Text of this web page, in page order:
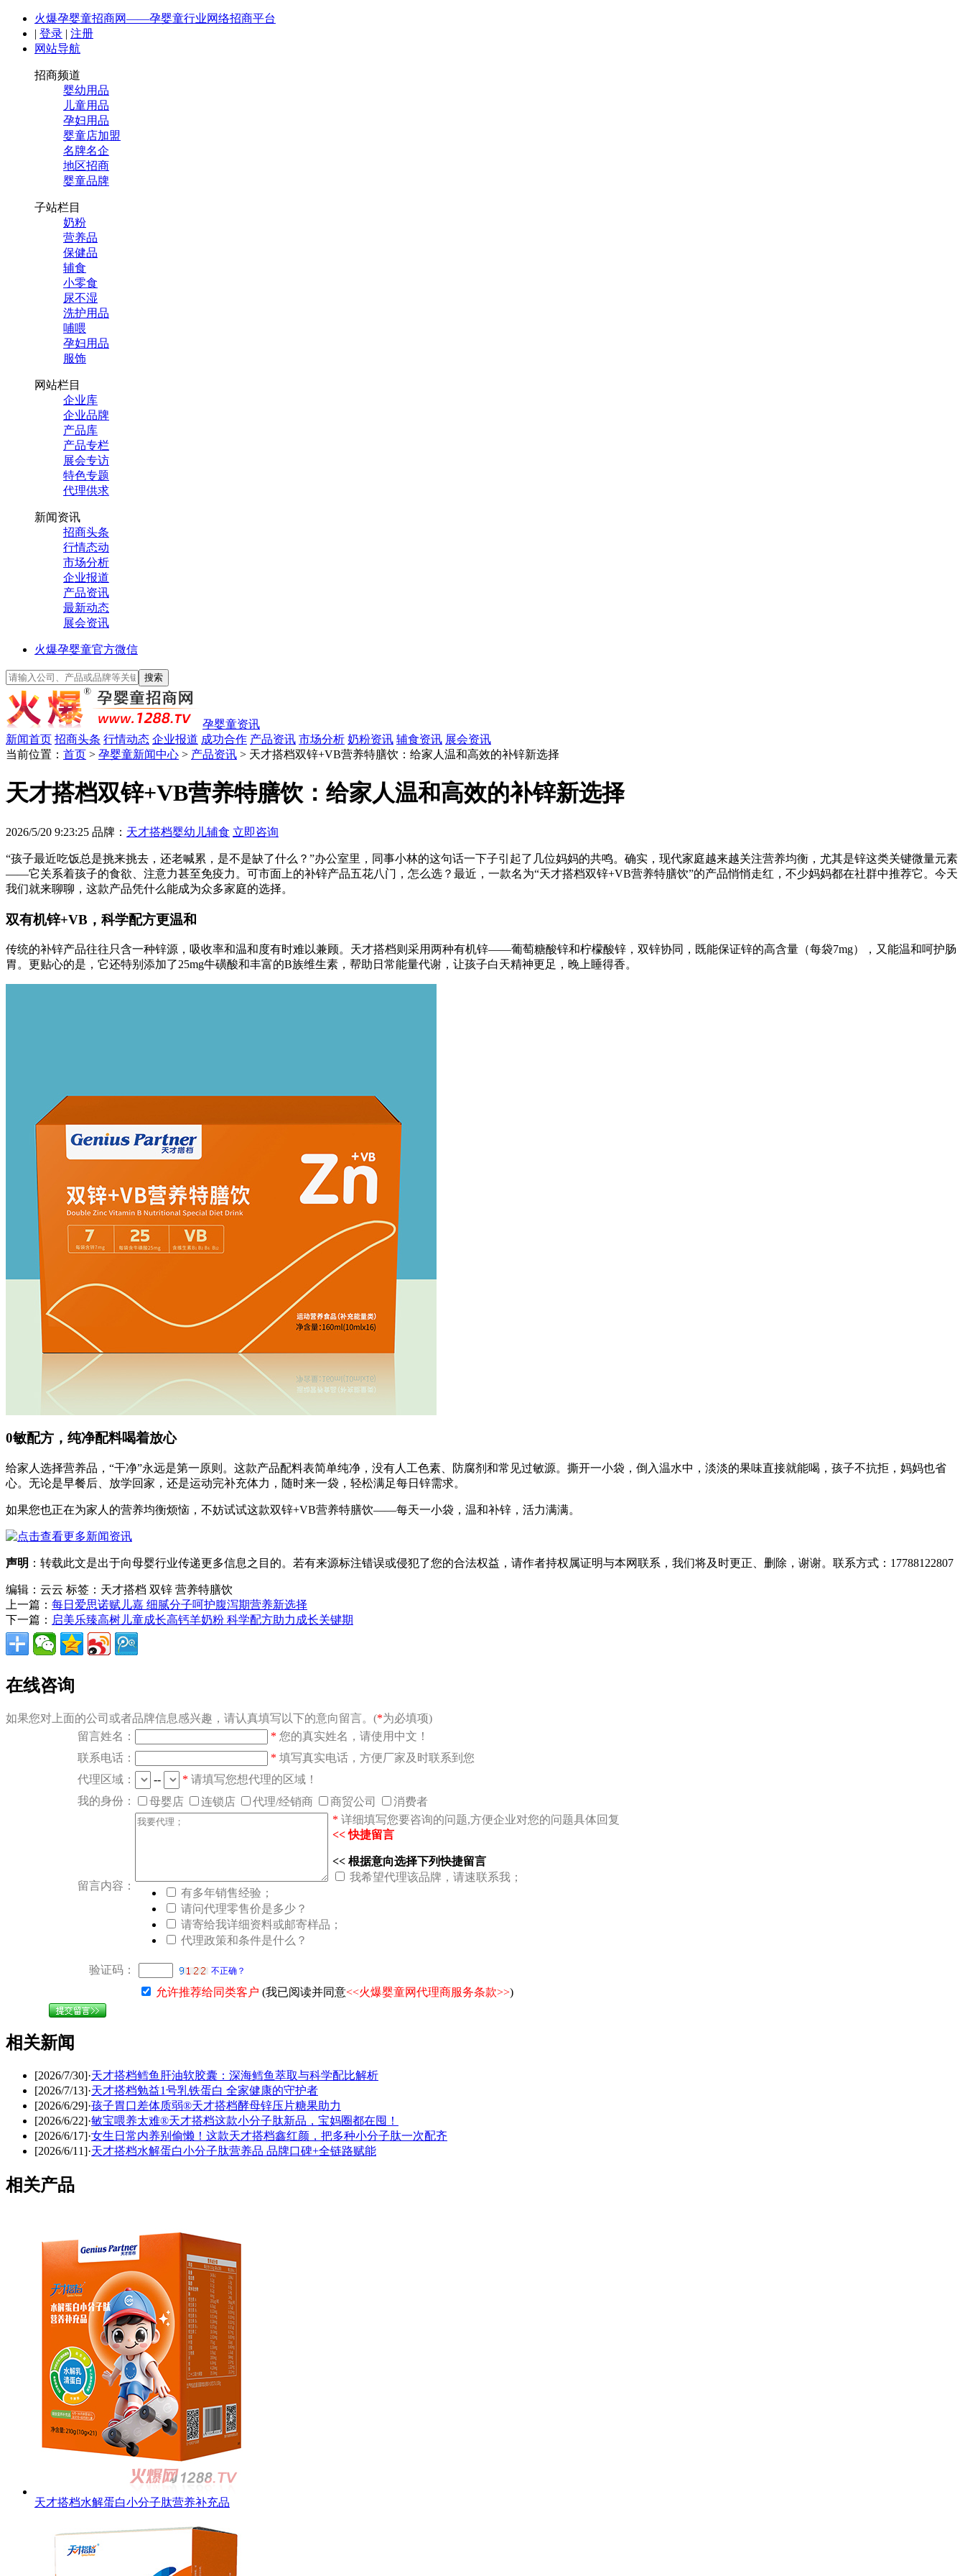
火爆孕婴童招商网——孕婴童行业网络招商平台
| 登录 | 注册
网站导航
招商频道
婴幼用品
儿童用品
孕妇用品
婴童店加盟
名牌名企
地区招商
婴童品牌
子站栏目
奶粉
营养品
保健品
辅食
小零食
尿不湿
洗护用品
哺喂
孕妇用品
服饰
网站栏目
企业库
企业品牌
产品库
产品专栏
展会专访
特色专题
代理供求
新闻资讯
招商头条
行情态动
市场分析
企业报道
产品资讯
最新动态
展会资讯
火爆孕婴童官方微信
孕婴童资讯
新闻首页 招商头条 行情动态 企业报道 成功合作 产品资讯 市场分析 奶粉资讯 辅食资讯 展会资讯
当前位置： 首页 > 孕婴童新闻中心 > 产品资讯 > 天才搭档双锌+VB营养特膳饮：给家人温和高效的补锌新选择
天才搭档双锌+VB营养特膳饮：给家人温和高效的补锌新选择
2026/5/20 9:23:25 品牌： 天才搭档婴幼儿辅食 立即咨询
“孩子最近吃饭总是挑来挑去，还老喊累，是不是缺了什么？”办公室里，同事小林的这句话一下子引起了几位妈妈的共鸣。确实，现代家庭越来越关注营养均衡，尤其是锌这类关键微量元素
——它关系着孩子的食欲、注意力甚至免疫力。可市面上的补锌产品五花八门，怎么选？最近，一款名为“天才搭档双锌+VB营养特膳饮”的产品悄悄走红，不少妈妈都在社群中推荐它。今天
我们就来聊聊，这款产品凭什么能成为众多家庭的选择。
双有机锌+VB，科学配方更温和
传统的补锌产品往往只含一种锌源，吸收率和温和度有时难以兼顾。天才搭档则采用两种有机锌——葡萄糖酸锌和柠檬酸锌，双锌协同，既能保证锌的高含量（每袋7mg），又能温和呵护肠
胃。更贴心的是，它还特别添加了25mg牛磺酸和丰富的B族维生素，帮助日常能量代谢，让孩子白天精神更足，晚上睡得香。
0敏配方，纯净配料喝着放心
给家人选择营养品，“干净”永远是第一原则。这款产品配料表简单纯净，没有人工色素、防腐剂和常见过敏源。撕开一小袋，倒入温水中，淡淡的果味直接就能喝，孩子不抗拒，妈妈也省
心。无论是早餐后、放学回家，还是运动完补充体力，随时来一袋，轻松满足每日锌需求。
如果您也正在为家人的营养均衡烦恼，不妨试试这款双锌+VB营养特膳饮——每天一小袋，温和补锌，活力满满。
声明 ：转载此文是出于向母婴行业传递更多信息之目的。若有来源标注错误或侵犯了您的合法权益，请作者持权属证明与本网联系，我们将及时更正、删除，谢谢。联系方式：17788122807
编辑：云云 标签：天才搭档 双锌 营养特膳饮
上一篇： 每日爱思诺赋儿嘉 细腻分子呵护腹泻期营养新选择
下一篇： 启美乐臻高树儿童成长高钙羊奶粉 科学配方助力成长关键期
在线咨询
如果您对上面的公司或者品牌信息感兴趣，请认真填写以下的意向留言。(*为必填项)
留言姓名：
* 您的真实姓名，请使用中文！
联系电话：
* 填写真实电话，方便厂家及时联系到您
代理区域：
-- * 请填写您想代理的区域！
我的身份：
母婴店 连锁店 代理/经销商 商贸公司 消费者
留言内容：
* 详细填写您要咨询的问题,方便企业对您的问题具体回复
<< 快捷留言
<< 根据意向选择下列快捷留言
我希望代理该品牌，请速联系我；
有多年销售经验；
请问代理零售价是多少？
请寄给我详细资料或邮寄样品；
代理政策和条件是什么？
验证码： 不正确？
允许推荐给同类客户 (我已阅读并同意<<火爆婴童网代理商服务条款>>)
相关新闻
[2026/7/30]·天才搭档鳕鱼肝油软胶囊：深海鳕鱼萃取与科学配比解析
[2026/7/13]·天才搭档勉益1号乳铁蛋白 全家健康的守护者
[2026/6/29]·孩子胃口差体质弱®天才搭档酵母锌压片糖果助力
[2026/6/22]·敏宝喂养太难®天才搭档这款小分子肽新品，宝妈圈都在囤！
[2026/6/17]·女生日常内养别偷懒！这款天才搭档鑫红颜，把多种小分子肽一次配齐
[2026/6/11]·天才搭档水解蛋白小分子肽营养品 品牌口碑+全链路赋能
相关产品
天才搭档水解蛋白小分子肽营养补充品